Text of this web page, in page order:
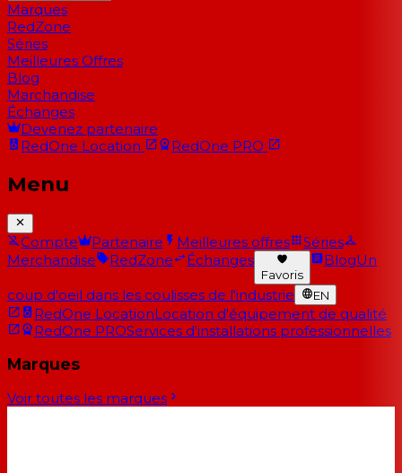
Marques
RedZone
Séries
Meilleures Offres
Blog
Marchandise
Échanges
Devenez partenaire
RedOne Location RedOne PRO
Menu
Compte Partenaire Meilleures offres
Séries
Merchandise
RedZone Échanges
Favoris
BlogUn
coup d'oeil dans les coulisses de l'industrie EN
RedOne LocationLocation d'équipement de qualité
RedOne PROServices d'installations professionnelles
Marques
Voir toutes les marques